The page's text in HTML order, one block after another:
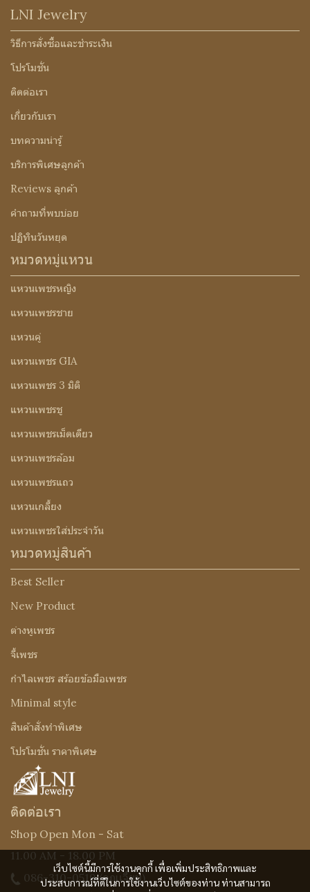
เว็บไซต์นี้มีการใช้งานคุกกี้ เพื่อเพิ่มประสิทธิภาพและ
ประสบการณ์ที่ดีในการใช้งานเว็บไซต์ของท่าน ท่านสามารถ
LNI Jewelry
วิธีการสั่งซื้อและชำระเงิน
โปรโมชั่น
ติดต่อเรา
เกี่ยวกับเรา
บทความน่ารู้
บริการพิเศษลูกค้า
Reviews ลูกค้า
คำถามที่พบบ่อย
ปฏิทินวันหยุด
หมวดหมู่แหวน
แหวนเพชรหญิง
แหวนเพชรชาย
แหวนคู่
แหวนเพชร GIA
แหวนเพชร 3 มิติ
แหวนเพชรชู
แหวนเพชรเม็ดเดียว
แหวนเพชรล้อม
แหวนเพชรแถว
แหวนเกลี้ยง
แหวนเพชรใส่ประจำวัน
หมวดหมู่สินค้า
Best Seller
New Product
ต่างหูเพชร
จี้เพชร
กำไลเพชร สร้อยข้อมือเพชร
Minimal style
สินค้าสั่งทำพิเศษ
โปรโมชั่น ราคาพิเศษ
ติดต่อเรา
Shop Open Mon - Sat
11.00 AM - 18.00 PM
086-310-0519(คุณเจี๊ยบ)